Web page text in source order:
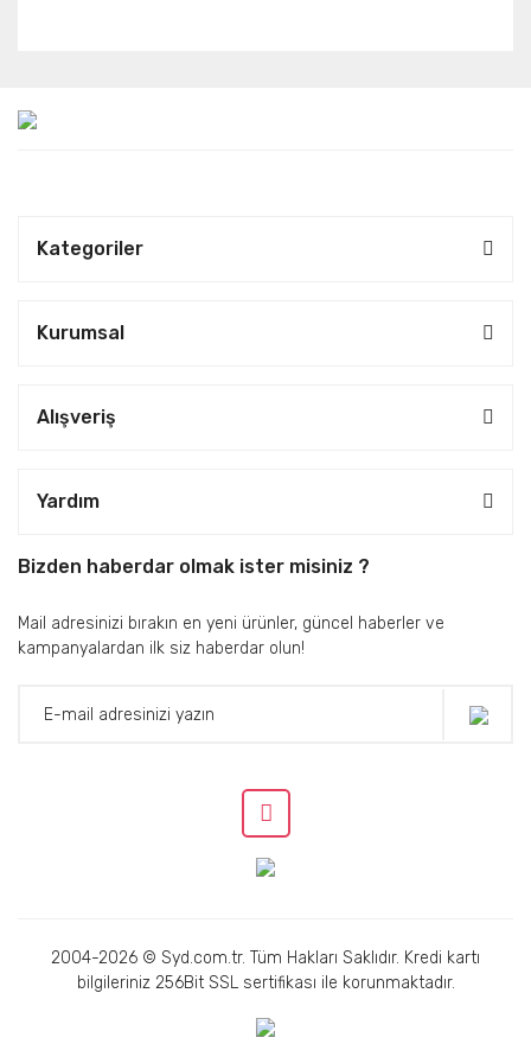
Kategoriler
Kurumsal
Alışveriş
Yardım
Bizden haberdar olmak ister misiniz ?
Mail adresinizi bırakın en yeni ürünler, güncel haberler ve
kampanyalardan ilk siz haberdar olun!
2004-2026 © Syd.com.tr. Tüm Hakları Saklıdır. Kredi kartı
bilgileriniz 256Bit SSL sertifikası ile korunmaktadır.